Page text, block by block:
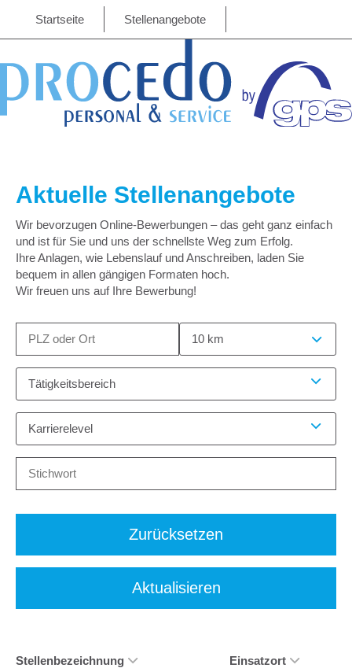
Startseite Stellenangebote
Aktuelle Stellenangebote
Wir bevorzugen Online-Bewerbungen – das geht ganz einfach
und ist für Sie und uns der schnellste Weg zum Erfolg.
Ihre Anlagen, wie Lebenslauf und Anschreiben, laden Sie
bequem in allen gängigen Formaten hoch.
Wir freuen uns auf Ihre Bewerbung!
10 km
Tätigkeitsbereich
Karrierelevel
Zurücksetzen
Aktualisieren
Stellenbezeichnung Einsatzort